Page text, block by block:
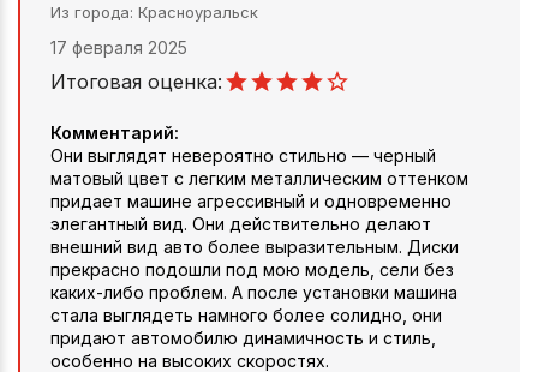
Из города Красноуральск
17 февраля 2025
Итоговая оценка:
Комментарий:
Они выглядят невероятно стильно — черный
матовый цвет с легким металлическим оттенком
придает машине агрессивный и одновременно
элегантный вид. Они действительно делают
внешний вид авто более выразительным. Диски
прекрасно подошли под мою модель, сели без
каких-либо проблем. А после установки машина
стала выглядеть намного более солидно, они
придают автомобилю динамичность и стиль,
особенно на высоких скоростях.